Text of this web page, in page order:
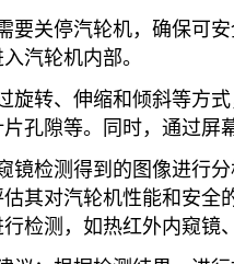
要关停汽轮机，确保可
汽轮机内部。
旋转、伸缩和倾斜等方
孔隙等。同时，通过屏
镜检测得到的图像进行
其对汽轮机性能和安全
检测，如热红外内窥镜